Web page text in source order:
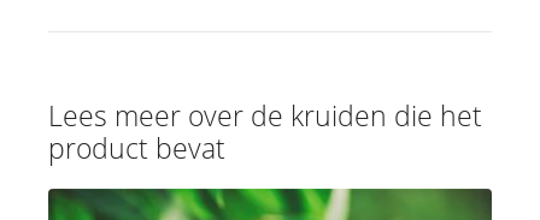
Lees meer over de kruiden die het
product bevat